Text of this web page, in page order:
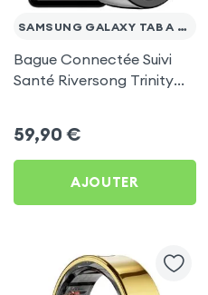
SAMSUNG GALAXY TAB A 7" (2016)
Bague Connectée Suivi
Santé Riversong Trinity
59,90 €
AJOUTER